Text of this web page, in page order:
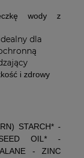
wody z
dla
i zdrowy
STARCH* -
SEED OIL* -
- ZINC